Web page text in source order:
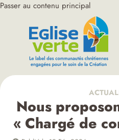
Passer au contenu principal
Nous
« Chargé de